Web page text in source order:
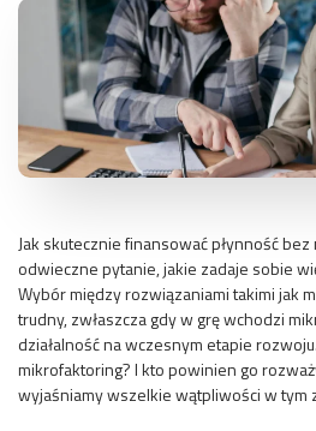
Jak skutecznie finansować płynność
odwieczne pytanie, jakie zadaje sobie
Wybór między rozwiązaniami takimi jak
trudny, zwłaszcza gdy w grę wchodzi
działalność na wczesnym etapie
mikrofaktoring? I kto powinien go
wyjaśniamy wszelkie wątpliwości w tym